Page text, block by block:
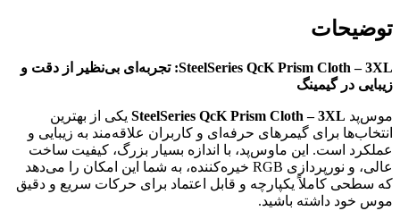
توضیحات
SteelSeries QcK Prism Cloth – 3XL: تجربه‌ای بی‌نظیر از دقت و
زیبایی در گیمینگ
موس‌پد SteelSeries QcK Prism Cloth – 3XL یکی از بهترین
انتخاب‌ها برای گیمرهای حرفه‌ای و کاربران علاقه‌مند به زیبایی و
عملکرد است. این ماوس‌پد، با اندازه بسیار بزرگ، کیفیت ساخت
عالی، و نورپردازی RGB خیره‌کننده، به شما این امکان را می‌دهد
که سطحی کاملاً یکپارچه و قابل اعتماد برای حرکات سریع و دقیق
موس خود داشته باشید.